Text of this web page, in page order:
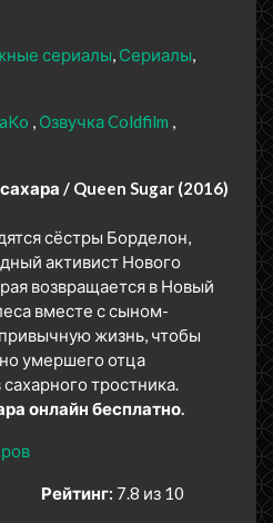
сериалы Сериалы
Озвучка Coldfilm
/ Queen Sugar (2016)
сёстры Борделон,
активист Нового
возвращается в Новый
вместе с сыном-
жизнь, чтобы
умершего отца
тростника.
онлайн бесплатно.
Рейтинг: 7.8 из 10